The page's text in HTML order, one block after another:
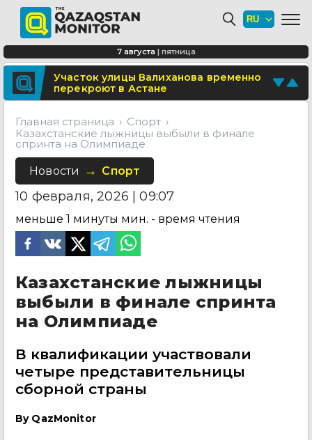
Поделитесь новостью
Отправьте свои новости и события
7 августа | пятница
Минтранспорта утвердило новые
расценки для проезда по БАКАД
СОР и СОЧ планируют отменить для
учеников начальных классов в
Казахстане
Участок улицы Валиханова временно
перекроют в Астане
Главная страница
Спорт
Казахстанские лыжницы выбыли в финале
спринта на Олимпиаде
Новости Спорт
10 февраля, 2026 | 09:07
меньше 1 минуты мин. - время чтения
Казахстанские лыжницы
выбыли в финале спринта
на Олимпиаде
В квалификации участвовали
четыре представительницы
сборной страны
By QazMonitor